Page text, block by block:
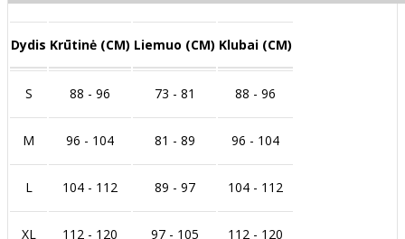
Dydis Krūtinė (CM) Liemuo (CM) Klubai (CM)
S 88 - 96 73 - 81 88 - 96
M 96 - 104 81 - 89 96 - 104
L 104 - 112 89 - 97 104 - 112
XL 112 - 120 97 - 105 112 - 120